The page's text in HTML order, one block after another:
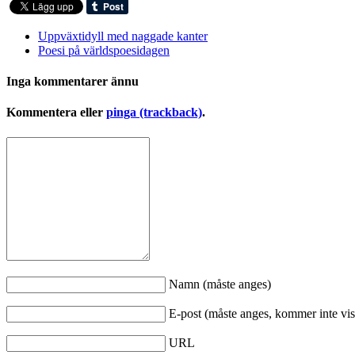
Uppväxtidyll med naggade kanter
Poesi på världspoesidagen
Inga kommentarer ännu
Kommentera eller pinga (trackback).
Namn (måste anges)
E-post (måste anges, kommer inte
URL